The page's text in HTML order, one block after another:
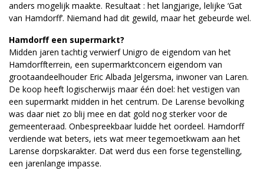
anders mogelijk maakte. Resultaat : het langjarige, lelijke ‘Gat
van Hamdorff’. Niemand had dit gewild, maar het gebeurde wel.
Hamdorff een supermarkt?
Midden jaren tachtig verwierf Unigro de eigendom van het
Hamdorffterrein, een supermarktconcern eigendom van
grootaandeelhouder Eric Albada Jelgersma, inwoner van Laren.
De koop heeft logischerwijs maar één doel: het vestigen van
een supermarkt midden in het centrum. De Larense bevolking
was daar niet zo blij mee en dat gold nog sterker voor de
gemeenteraad. Onbespreekbaar luidde het oordeel. Hamdorff
verdiende wat beters, iets wat meer tegemoetkwam aan het
Larense dorpskarakter. Dat werd dus een forse tegenstelling,
een jarenlange impasse.